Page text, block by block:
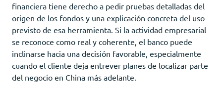
financiera tiene derecho a pedir pruebas detalladas del
origen de los fondos y una explicación concreta del uso
previsto de esa herramienta. Si la actividad empresarial
se reconoce como real y coherente, el banco puede
inclinarse hacia una decisión favorable, especialmente
cuando el cliente deja entrever planes de localizar parte
del negocio en China más adelante.